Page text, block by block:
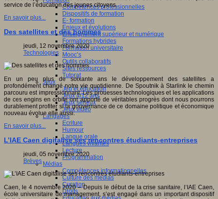
Compétences professionnelles
Dispositifs de formation
E- formation
Enjeux et évolutions
Enseignement supérieur et numérique
Formations hybrides
Formation universitaire
Mooc’s
Outils collaboratifs
Sites ressources
Tutorat
Jeux
Jeu et éducation
Jeux 4/12 ans
Jeux sérieux
Jeux vidéo
Langages
Ecriture
Humour
Langue orale
Langues vivantes
Lecture
Programmation
Médias
Compétences informationnelles
Culture des médias
Curation
Droits
service de l’éducation des jeunes citoyens.
En savoir plus...
Des satellites et des hommes
jeudi, 12 novembre 2020
Technologies
En un peu plus de soixante ans le développement des satellites a
profondément changé notre vie quotidienne. De Spoutnik à Starlink le chemin
parcouru est impressionnant. Les prouesses technologiques et les applications
de ces engins en orbite ont apporté de véritables progrès dont nous pourrons
durablement profiter si la gouvernance de ce domaine politique et économique
nouveau évolue elle aussi.
En savoir plus...
L’IAE Caen digitalise ses rencontres étudiants-entreprises
jeudi, 05 novembre 2020
Brèves
Caen, le 4 novembre 2020 – Depuis le début de la crise sanitaire, l’IAE Caen,
école universitaire de management, s’est engagé dans un important dispositif